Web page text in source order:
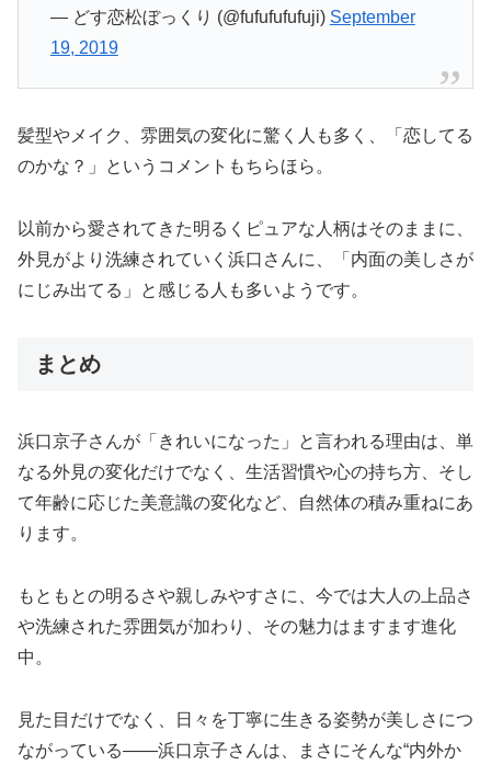
— どす恋松ぼっくり (@fufufufufuji) September
19, 2019
髪型やメイク、雰囲気の変化に驚く人も多く、「恋してる
のかな？」というコメントもちらほら。
以前から愛されてきた明るくピュアな人柄はそのままに、
外見がより洗練されていく浜口さんに、「内面の美しさが
にじみ出てる」と感じる人も多いようです。
まとめ
浜口京子さんが「きれいになった」と言われる理由は、単
なる外見の変化だけでなく、生活習慣や心の持ち方、そし
て年齢に応じた美意識の変化など、自然体の積み重ねにあ
ります。
もともとの明るさや親しみやすさに、今では大人の上品さ
や洗練された雰囲気が加わり、その魅力はますます進化
中。
見た目だけでなく、日々を丁寧に生きる姿勢が美しさにつ
ながっている——浜口京子さんは、まさにそんな“内外か